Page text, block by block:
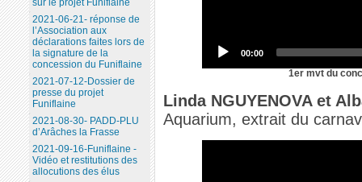
00:00
1er mvt du
Linda NGUYENOVA et
Aquarium, extrait du
sur le projet Funiflaine
2021-06-21- réponse de
l’Association aux
déclarations faites lors de
la signature de la
concession du Funiflaine
2021-07-12-Dossier de
presse du projet
Funiflaine
2021-08-30- PADD-PLU
d’Arâches la Frasse
2021-09-16-Funiflaine -
Vidéo et restitutions des
allocutions des élus